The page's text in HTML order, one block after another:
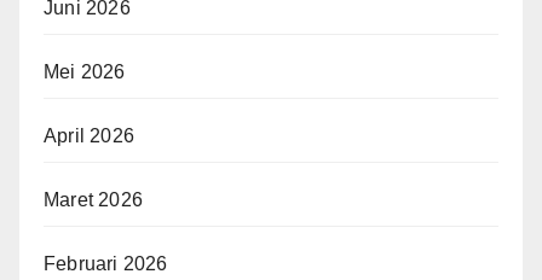
Juni 2026
Mei 2026
April 2026
Maret 2026
Februari 2026